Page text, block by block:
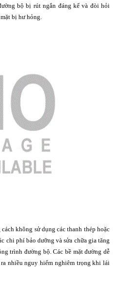
bộ bị rút ngắn đáng kể và đòi hỏi
bị hư hỏng.
không sử dụng các thanh thép hoặc
chi phí bảo dưỡng và sửa chữa gia tăng
trình đường bộ. Các bề mặt đường dễ
nhiều nguy hiểm nghiêm trọng khi lái